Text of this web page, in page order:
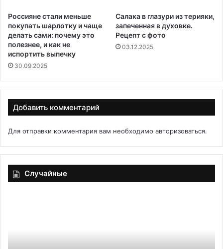
Россияне стали меньше
покупать шарлотку и чаще
делать сами: почему это
полезнее, и как не
испортить выпечку
30.09.2025
Салака в глазури из терияки,
запеченная в духовке.
Рецепт с фото
03.12.2025
Добавить комментарий
Для отправки комментария вам необходимо авторизоваться.
Случайные